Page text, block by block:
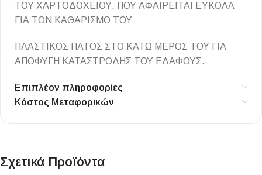
ΤΟΥ ΧΑΡΤΟΔΟΧΕΙΟΥ, ΠΟΥ ΑΦΑΙΡΕΙΤΑΙ ΕΥΚΟΛΑ
ΓΙΑ ΤΟΝ ΚΑΘΑΡΙΣΜΟ ΤΟΥ
ΠΛΑΣΤΙΚΟΣ ΠΑΤΟΣ ΣΤΟ ΚΑΤΩ ΜΕΡΟΣ ΤΟΥ ΓΙΑ
ΑΠΟΦΥΓΗ ΚΑΤΑΣΤΡΟΔΗΣ ΤΟΥ ΕΔΑΦΟΥΣ.
Επιπλέον πληροφορίες
Κόστος Μεταφορικών
Σχετικά Προϊόντα